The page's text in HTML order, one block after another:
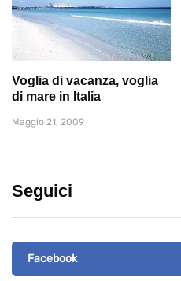
Voglia di vacanza, voglia
di mare in Italia
Maggio 21, 2009
Seguici
Facebook